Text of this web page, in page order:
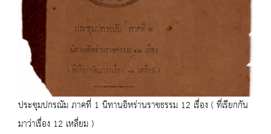
ประชุมปกรณัม ภาคที่ 1 นิทานอิหร่านราชธรรม 12 เรื่อง ( ที่เรียกกัน
มาว่าเรื่อง 12 เหลี่ยม )